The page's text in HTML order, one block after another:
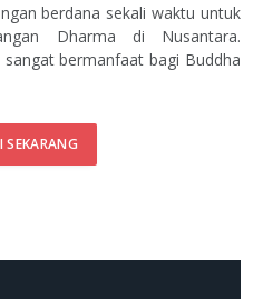
berdana sekali waktu untuk
Dharma di Nusantara.
bermanfaat bagi Buddha